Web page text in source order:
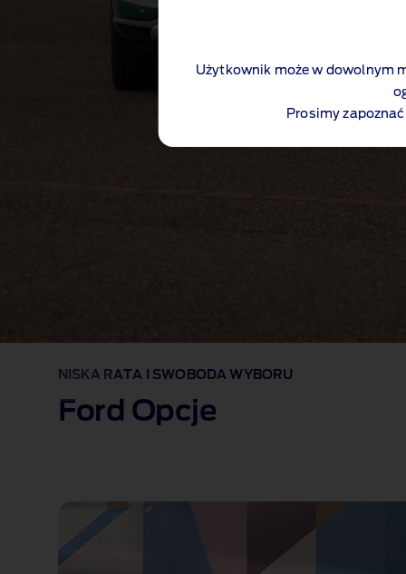
Użytkownik może w dowolnym
Prosimy zapoznać
NISKA RATA I SWOBODA WYBORU
Ford Opcje